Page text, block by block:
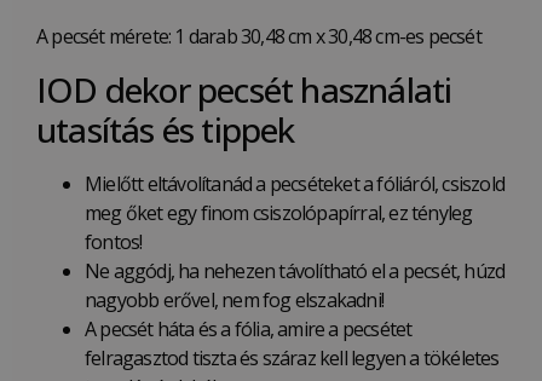
A pecsét mérete: 1 darab 30,48 cm x 30,48 cm-es pecsét
IOD dekor pecsét használati
utasítás és tippek
Mielőtt eltávolítanád a pecséteket a fóliáról, csiszold
meg őket egy finom csiszolópapírral, ez tényleg
fontos!
Ne aggódj, ha nehezen távolítható el a pecsét, húzd
nagyobb erővel, nem fog elszakadni!
A pecsét háta és a fólia, amire a pecsétet
felragasztod tiszta és száraz kell legyen a tökéletes